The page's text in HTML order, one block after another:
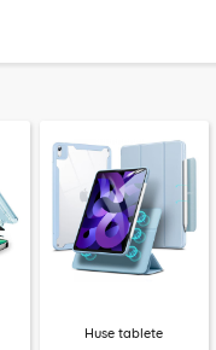
Huse tablete